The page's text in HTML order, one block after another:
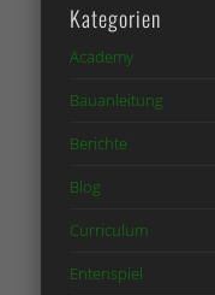
Kategorien
Academy
Bauanleitung
Berichte
Blog
Curriculum
Entenspiel